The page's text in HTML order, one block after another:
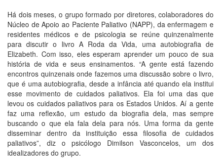
Há dois meses, o grupo formado por diretores, colaboradores do
Núcleo de Apoio ao Paciente Paliativo (NAPP), da enfermagem e
residentes médicos e de psicologia se reúne quinzenalmente
para discutir o livro A Roda da Vida, uma autobiografia de
Elizabeth. Com isso, eles esperam aprender um pouco de sua
história de vida e seus ensinamentos. “A gente está fazendo
encontros quinzenais onde fazemos uma discussão sobre o livro,
que é uma autobiografia, desde a infância até quando ela institui
esse movimento de cuidados paliativos. Ela foi uma das que
levou os cuidados paliativos para os Estados Unidos. Aí a gente
faz uma reflexão, um estudo da biografia dela, mas sempre
buscando o que ela fala dela para nós. Uma forma da gente
disseminar dentro da instituição essa filosofia de cuidados
paliativos”, diz o psicólogo Dimilson Vasconcelos, um dos
idealizadores do grupo.